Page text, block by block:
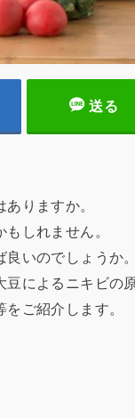
送る
りますか。
しれません。
いのでしょうか。
豆によるニキビの
ご紹介します。